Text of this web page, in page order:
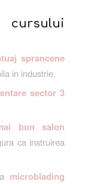
sprancene
in industrie.
sector 3
bun salon
ca instruirea
microblading